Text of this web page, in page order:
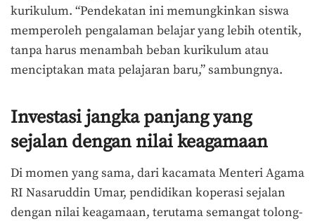
kurikulum. “Pendekatan ini memungkinkan siswa
memperoleh pengalaman belajar yang lebih otentik,
tanpa harus menambah beban kurikulum atau
menciptakan mata pelajaran baru,” sambungnya.
Investasi jangka panjang yang
sejalan dengan nilai keagamaan
Di momen yang sama, dari kacamata Menteri Agama
RI Nasaruddin Umar, pendidikan koperasi sejalan
dengan nilai keagamaan, terutama semangat tolong-